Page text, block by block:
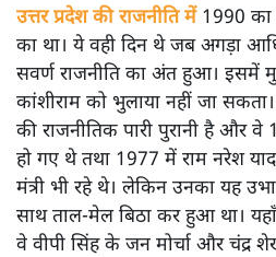
उत्तर प्रदेश की राजनीति में1990
का था। ये वही दिन थे जब अगड़ा
सवर्ण राजनीति का अंत हुआ। इसमें
कांशीराम को भुलाया नहीं जा
की राजनीतिक पारी पुरानी है और
हो गए थे तथा 1977 में राम नरेश
मंत्री भी रहे थे। लेकिन उनका यह
साथ ताल-मेल बिठा कर हुआ था।
वे वीपी सिंह के जन मोर्चा और